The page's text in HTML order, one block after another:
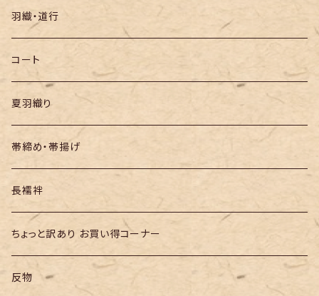
袋帯
半幅帯
羽織・道行
コート
夏羽織り
帯締め・帯揚げ
長襦袢
ちょっと訳あり お買い得コーナー
反物